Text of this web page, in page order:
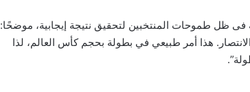
فى ظل طموحات المنتخبين لتحقيق نتيجة إيجابية، موضحًا:
هذا أمر طبيعي في بطولة بحجم كأس العالم، لذا